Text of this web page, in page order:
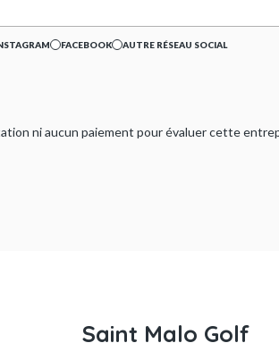
FACEBOOK AUTRE RÉSEAU SOCIAL
ni aucun paiement pour évaluer cette
Saint Malo Golf